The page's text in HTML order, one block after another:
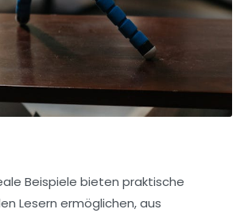
Beispiele bieten praktische
Lesern ermöglichen, aus